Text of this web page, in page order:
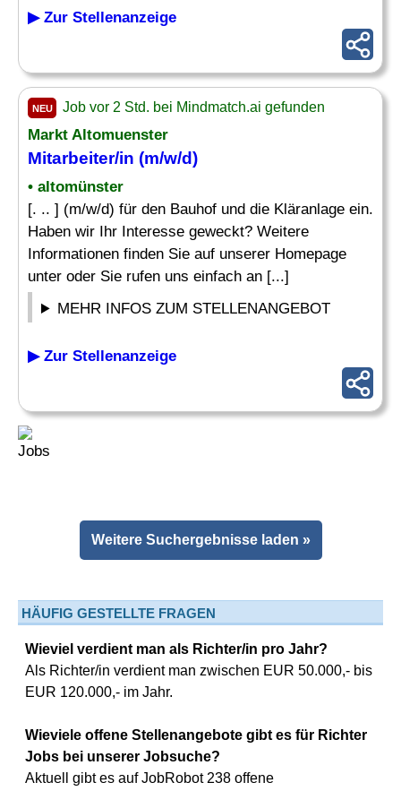
▶ Zur Stellenanzeige
NEU Job vor 2 Std. bei Mindmatch.ai gefunden
Markt Altomuenster
Mitarbeiter/in (m/w/d)
• altomünster
[. .. ] (m/w/d) für den Bauhof und die Kläranlage ein.
Haben wir Ihr Interesse geweckt? Weitere
Informationen finden Sie auf unserer Homepage
unter oder Sie rufen uns einfach an [...]
MEHR INFOS ZUM STELLENANGEBOT
▶ Zur Stellenanzeige
Weitere Suchergebnisse laden »
HÄUFIG GESTELLTE FRAGEN
Wieviel verdient man als Richter/in pro Jahr?
Als Richter/in verdient man zwischen EUR 50.000,- bis
EUR 120.000,- im Jahr.
Wieviele offene Stellenangebote gibt es für Richter
Jobs bei unserer Jobsuche?
Aktuell gibt es auf JobRobot 238 offene